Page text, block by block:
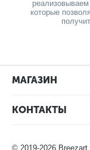
которые
МАГАЗИН
КОНТАКТЫ
© 2019-2026 Breezart